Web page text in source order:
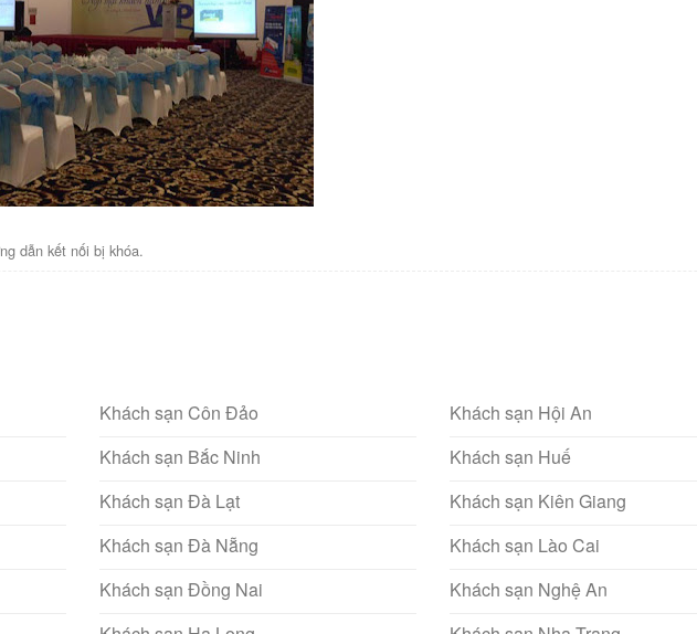
dẫn kết nối bị khóa.
Khách sạn Côn Đảo
Khách sạn Bắc Ninh
Khách sạn Đà Lạt
Khách sạn Đà Nẵng
Khách sạn Đồng Nai
Khách sạn Hội An
Khách sạn Huế
Khách sạn Kiên Giang
Khách sạn Lào Cai
Khách sạn Nghệ An